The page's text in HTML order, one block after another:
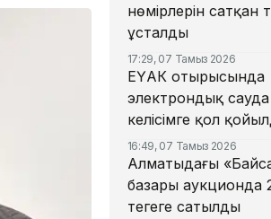
нөмірлерін сатқан
ұсталды
17:29, 07 Тамыз 2026
ЕҮАК отырысында
электрондық
келісімге қол
16:49, 07 Тамыз 2026
Алматыдағы
базары аукционда
теңгеге сатылды